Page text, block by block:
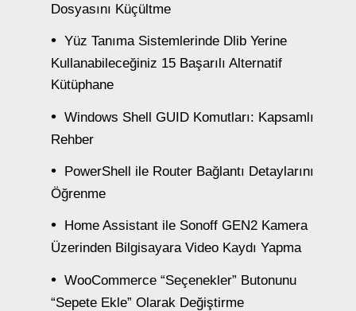
Dosyasını Küçültme
Yüz Tanıma Sistemlerinde Dlib Yerine
Kullanabileceğiniz 15 Başarılı Alternatif
Kütüphane
Windows Shell GUID Komutları: Kapsamlı
Rehber
PowerShell ile Router Bağlantı Detaylarını
Öğrenme
Home Assistant ile Sonoff GEN2 Kamera
Üzerinden Bilgisayara Video Kaydı Yapma
WooCommerce “Seçenekler” Butonunu
“Sepete Ekle” Olarak Değiştirme